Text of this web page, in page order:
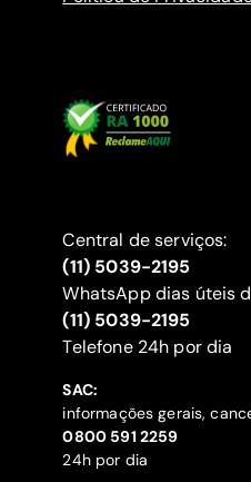
Central de serviços:
(11) 5039-2195
WhatsApp dias úteis
(11) 5039-2195
‍Telefone 24h por dia
SAC:
informações gerais,
‍0800 591 2259
24h por dia